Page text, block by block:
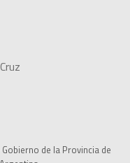
de la Provincia de